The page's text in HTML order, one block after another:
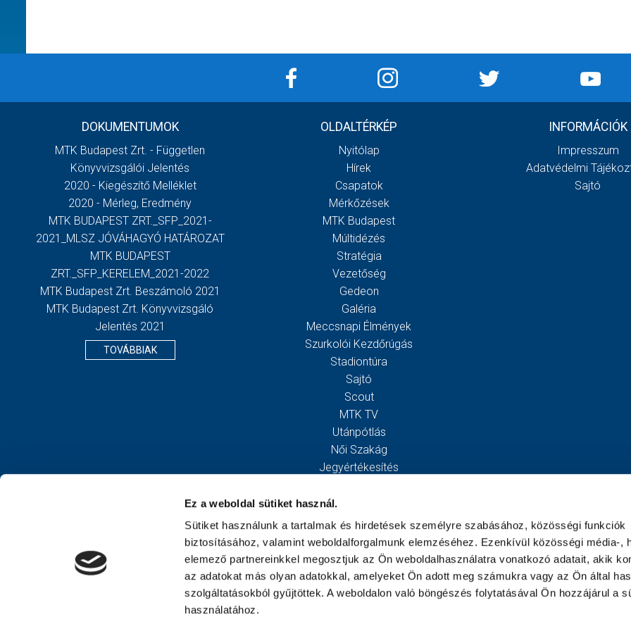
Ez a weboldal sütiket használ.
Sütiket használunk a tartalmak és hirdetések személyre szabásához, közösségi funkciók
biztosításához, valamint weboldalforgalmunk elemzéséhez. Ezenkívül közösségi média-,
elemező partnereinkkel megosztjuk az Ön weboldalhasználatra vonatkozó adatait, akik
az adatokat más olyan adatokkal, amelyeket Ön adott meg számukra vagy az Ön által
szolgáltatásokból gyűjtöttek. A weboldalon való böngészés folytatásával Ön hozzájárul a
használatához.
DOKUMENTUMOK
MTK Budapest Zrt. - Független
Könyvvizsgálói Jelentés
2020 - Kiegészítő Melléklet
2020 - Mérleg, Eredmény
MTK BUDAPEST ZRT._SFP_2021-
2021_MLSZ JÓVÁHAGYÓ HATÁROZAT
MTK BUDAPEST
ZRT._SFP_KERELEM_2021-2022
MTK Budapest Zrt. Beszámoló 2021
MTK Budapest Zrt. Könyvvizsgáló
Jelentés 2021
TOVÁBBIAK
OLDALTÉRKÉP
Nyitólap
Hírek
Csapatok
Mérkőzések
MTK Budapest
Múltidézés
Stratégia
Vezetőség
Gedeon
Galéria
Meccsnapi Élmények
Szurkolói Kezdőrúgás
Stadiontúra
Sajtó
Scout
MTK TV
Utánpótlás
Női Szakág
Jegyértékesítés
Egyesület
Kapcsolat
INFORMÁCIÓK
Impresszum
Adatvédelmi
Sajtó